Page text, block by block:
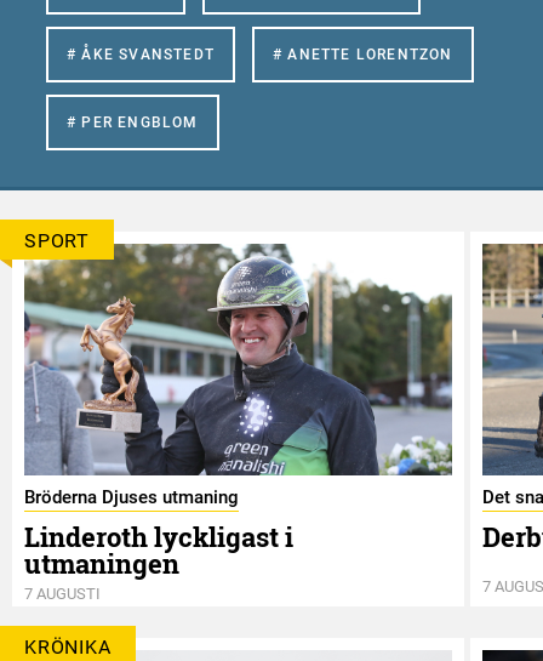
# ÅKE SVANSTEDT # ANETTE LORENTZON
# PER ENGBLOM
SPORT
Bröderna Djuses utmaning
Linderoth lyckligast i
utmaningen
7 AUGUSTI
Det
7
KRÖNIKA